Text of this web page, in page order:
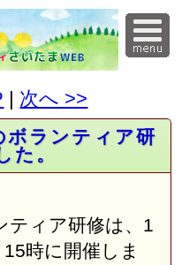
| 次へ >>
ボランティア研
た。
ティア研修は、1
時に開催しま